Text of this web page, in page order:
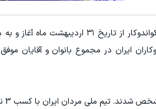
در
میدونستی میتونی از بالا
ثبت نام